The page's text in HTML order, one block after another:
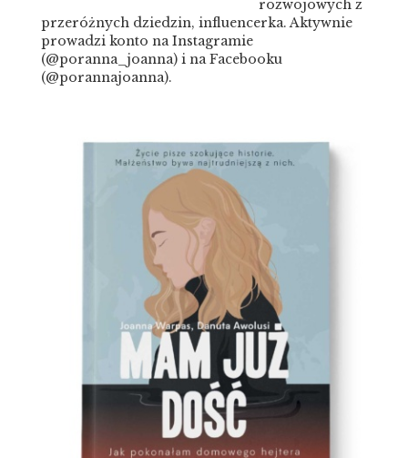
rozwojowych z
przeróżnych dziedzin, influencerka. Aktywnie
prowadzi konto na Instagramie
(@poranna_joanna) i na Facebooku
(@porannajoanna).